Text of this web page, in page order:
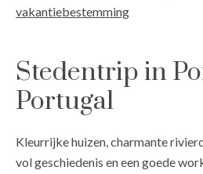
vakantiebestemming
Stedentrip in
Portugal
Kleurrijke huizen, charmante
vol geschiedenis en een goede